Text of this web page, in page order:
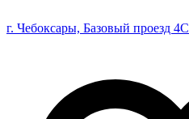
г. Чебоксары, Базовый проезд 4С